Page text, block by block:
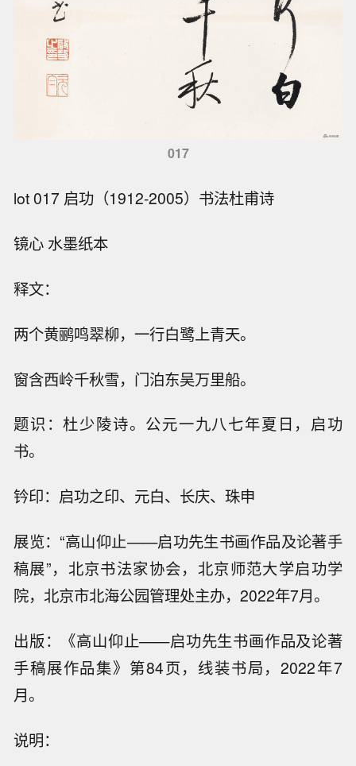
017
lot 017 启功（1912-2005）书法杜甫诗
镜心 水墨纸本
释文：
两个黄鹂鸣翠柳，一行白鹭上青天。
窗含西岭千秋雪，门泊东吴万里船。
题识：杜少陵诗。公元一九八七年夏日，启功
书。
钤印：启功之印、元白、长庆、珠申
展览：“高山仰止——启功先生书画作品及论著手
稿展”，北京书法家协会，北京师范大学启功学
院，北京市北海公园管理处主办，2022年7月。
出版：《高山仰止——启功先生书画作品及论著
手稿展作品集》第84页，线装书局，2022年7
月。
说明：